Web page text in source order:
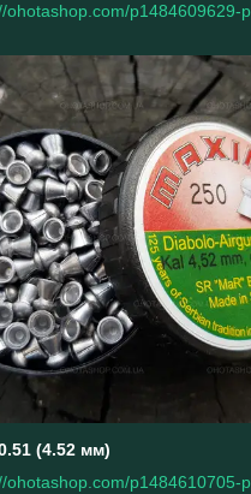
ohotashop.com/p1484609629-
(4.52 мм)
ohotashop.com/p1484610705-